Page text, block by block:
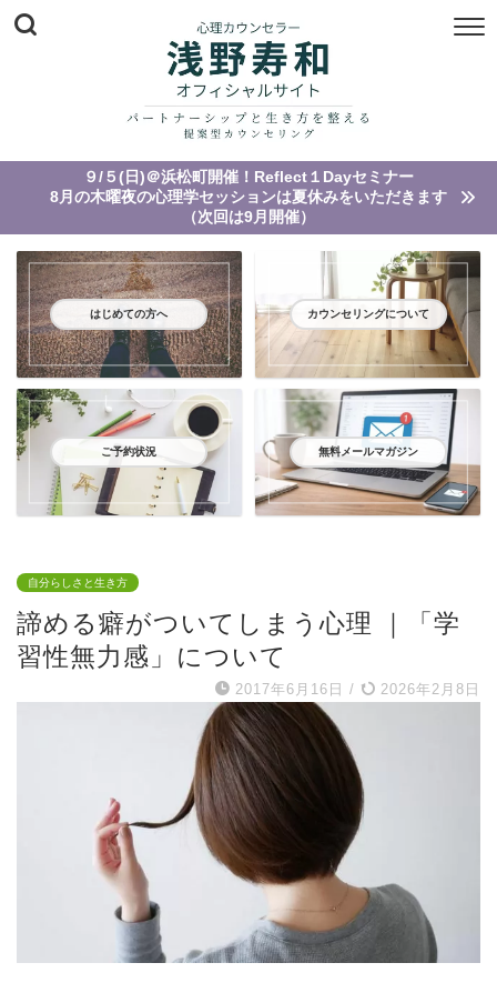
９/５(日)＠浜松町開催！Reflect１Dayセミナー
8月の木曜夜の心理学セッションは夏休みをいただきます
（次回は9月開催）
はじめての方へ カウンセリングについて
ご予約状況 無料メールマガジン
自分らしさと生き方
諦める癖がついてしまう心理 ｜「学
習性無力感」について
2017年6月16日 / 2026年2月8日